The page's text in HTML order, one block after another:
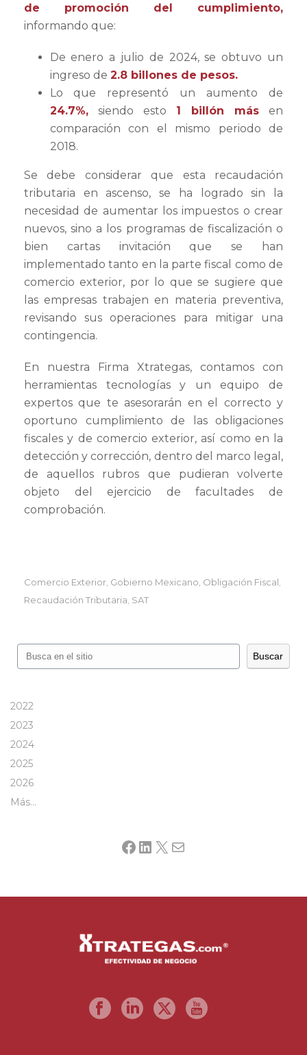
de promoción del cumplimiento,
informando que:
De enero a julio de 2024, se obtuvo un
ingreso de 2.8 billones de pesos.
Lo que representó un aumento de
24.7%,siendo esto 1 billón másen
comparación con el mismo periodo de
2018.
Se debe considerar que esta recaudación
tributaria en ascenso, se ha logrado sin la
necesidad de aumentar los impuestos o crear
nuevos, sino a los programas de fiscalización o
bien cartas invitación que se han
implementado tanto en la parte fiscal como de
comercio exterior, por lo que se sugiere que
las empresas trabajen en materia preventiva,
revisando sus operaciones para mitigar una
contingencia.
En nuestra Firma Xtrategas, contamos con
herramientas tecnologías y un equipo de
expertos que te asesorarán en el correcto y
oportuno cumplimiento de las obligaciones
fiscales y de comercio exterior, así como en la
detección y corrección, dentro del marco legal,
de aquellos rubros que pudieran volverte
objeto del ejercicio de facultades de
comprobación.
Comercio Exterior Gobierno Mexicano Obligación Fiscal
Recaudación Tributaria SAT
Buscar Buscar
2022
2023
2024
2025
2026
Más…
Facebook
LinkedIn
X Mail